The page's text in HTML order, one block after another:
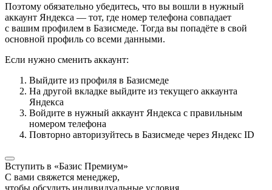
Поэтому обязательно убедитесь, что вы вошли в нужный
аккаунт Яндекса — тот, где номер телефона совпадает
с вашим профилем в Базисмеде. Тогда вы попадёте в свой
основной профиль со всеми данными.
Если нужно сменить аккаунт:
Выйдите из профиля в Базисмеде
На другой вкладке выйдите из текущего аккаунта
Яндекса
Войдите в нужный аккаунт Яндекса с правильным
номером телефона
Повторно авторизуйтесь в Базисмеде через Яндекс ID
Вступить в «Базис Премиум»
С вами свяжется менеджер,
чтобы обсудить индивидуальные условия